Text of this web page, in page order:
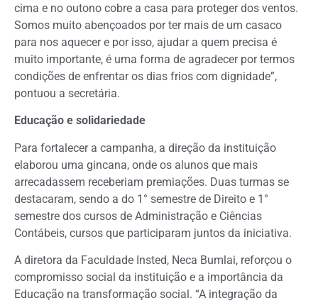
cima e no outono cobre a casa para proteger dos ventos.
Somos muito abençoados por ter mais de um casaco
para nos aquecer e por isso, ajudar a quem precisa é
muito importante, é uma forma de agradecer por termos
condições de enfrentar os dias frios com dignidade”,
pontuou a secretária.
Educação e solidariedade
Para fortalecer a campanha, a direção da instituição
elaborou uma gincana, onde os alunos que mais
arrecadassem receberiam premiações. Duas turmas se
destacaram, sendo a do 1° semestre de Direito e 1°
semestre dos cursos de Administração e Ciências
Contábeis, cursos que participaram juntos da iniciativa.
A diretora da Faculdade Insted, Neca Bumlai, reforçou o
compromisso social da instituição e a importância da
Educação na transformação social. “A integração da